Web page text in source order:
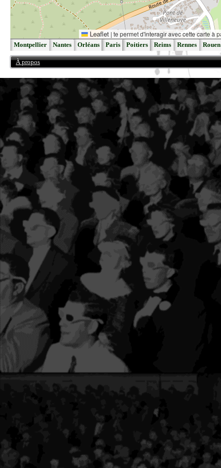
Leaflet | te permet d'interagir avec cette carte à
Montpellier Nantes Orléans Paris Poitiers Reims Rennes Rouen
À propos